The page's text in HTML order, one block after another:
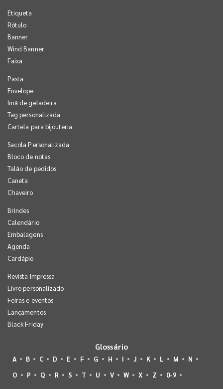
Etiqueta
Rótulo
Banner
Wind Banner
Faixa
Pasta
Envelope
Imã de geladeira
Tag personalizada
Cartela para bijouteria
Sacola Personalizada
Bloco de notas
Talão de pedidos
Caneta
Chaveiro
Brindes
Calendário
Embalagens
Agenda
Cardápio
Revista Impressa
Livro personalizado
Feiras e eventos
Lançamentos
Black Friday
Glossário
A B C D E F G H I J K L M
N
O
P Q R S T U V W X Z 0-9